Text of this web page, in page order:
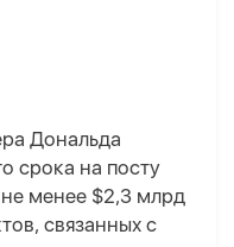
Дональда
срока на посту
менее $2,3 млрд
связанных с